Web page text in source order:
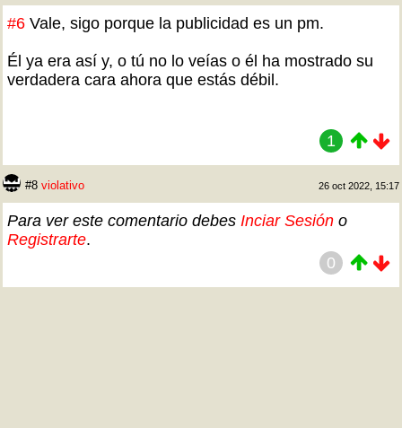
#6 Vale, sigo porque la publicidad es un pm.
Él ya era así y, o tú no lo veías o él ha mostrado su
verdadera cara ahora que estás débil.
1
#8 violativo 26 oct 2022, 15:17
Para ver este comentario debes Inciar Sesión o
Registrarte.
0